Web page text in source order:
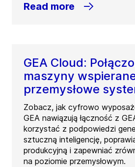
Read more
GEA Cloud:
maszyny
przemysłowe
Zobacz, jak cyfrowo
GEA nawiązują łączność z
korzystać z podpowiedzi
sztuczną inteligencję,
produkcyjną i zapewniać
na poziomie przemysłowym.